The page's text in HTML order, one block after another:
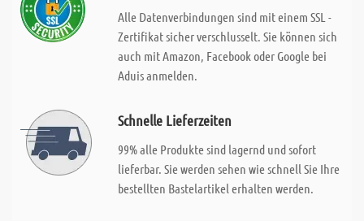
Alle Datenverbindungen sind mit einem SSL -
Zertifikat sicher verschlusselt. Sie können sich
auch mit Amazon, Facebook oder Google bei
Aduis anmelden.
Schnelle Lieferzeiten
99% alle Produkte sind lagernd und sofort
lieferbar. Sie werden sehen wie schnell Sie Ihre
bestellten Bastelartikel erhalten werden.